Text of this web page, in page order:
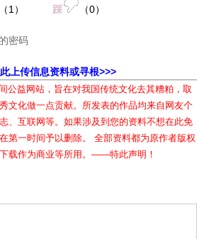
（1 ） 踩 （0）
密码
上传信息资料或寻根>>>
公益网站，旨在对我国传统文化去其糟粕，取
文化做一点贡献。所发表的作品均来自网友个
、互联网等。如果涉及到您的资料不想在此免
第一时间予以删除。 全部资料都为原作者版权
载作为商业等所用。——特此声明！